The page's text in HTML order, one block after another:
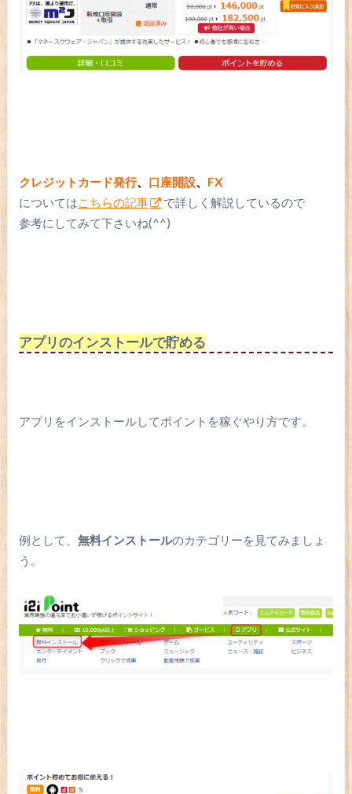
クレジットカード発行、 口座開設、 FX
についてはこちらの記事
で詳しく解説しているので
参考にしてみて下さいね(^^)
アプリのインストールで貯める
アプリをインストールしてポイントを稼ぐやり方です。
例として、 無料インストールのカテゴリーを見てみましょ
う。